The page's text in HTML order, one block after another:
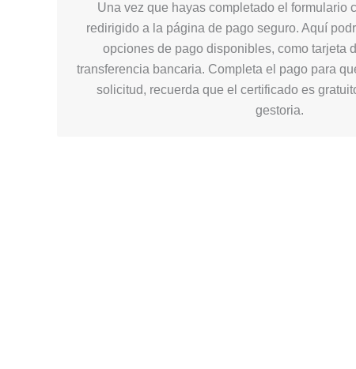
Una vez que hayas completado el formulario
redirigido a la página de pago seguro. Aquí
opciones de pago disponibles, como tarjeta
transferencia bancaria. Completa el pago para
solicitud, recuerda que el certificado es
gestoria.